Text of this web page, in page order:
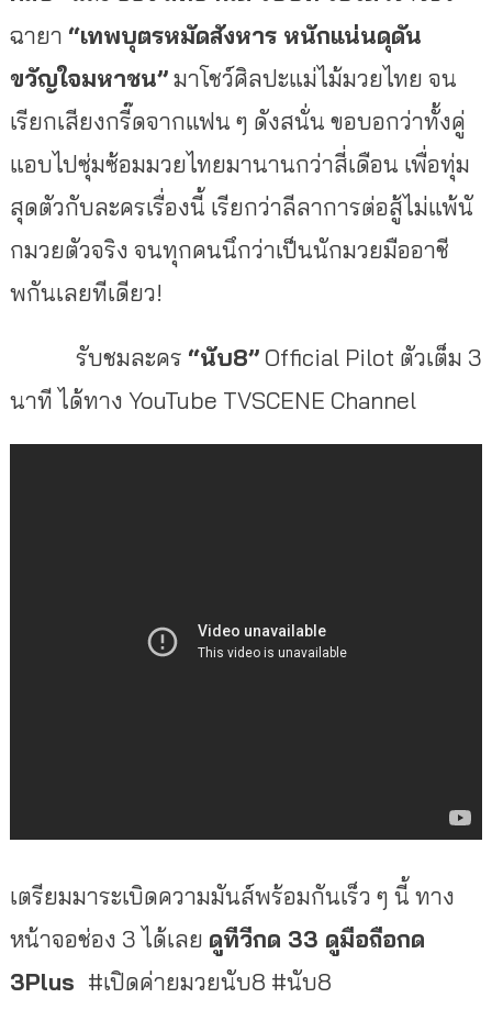
ฉายา “เทพบุตรหมัดสังหาร หนักแน่นดุดัน
ขวัญใจมหาชน”มาโชว์ศิลปะแม่ไม้มวยไทย จน
เรียกเสียงกรี๊ดจากแฟน ๆ ดังสนั่น ขอบอกว่าทั้งคู่
แอบไปซุ่มซ้อมมวยไทยมานานกว่าสี่เดือน เพื่อทุ่ม
สุดตัวกับละครเรื่องนี้ เรียกว่าลีลาการต่อสู้ไม่แพ้นั
กมวยตัวจริง จนทุกคนนึกว่าเป็นนักมวยมืออาชี
พกันเลยทีเดียว!
รับชมละคร “นับ8”Official Pilot ตัวเต็ม 3
นาที ได้ทาง YouTube TVSCENE Channel
เตรียมมาระเบิดความมันส์พร้อมกันเร็ว ๆ นี้ ทาง
หน้าจอช่อง 3 ได้เลย ดูทีวีกด 33 ดูมือถือกด
3Plus #เปิดค่ายมวยนับ8 #นับ8